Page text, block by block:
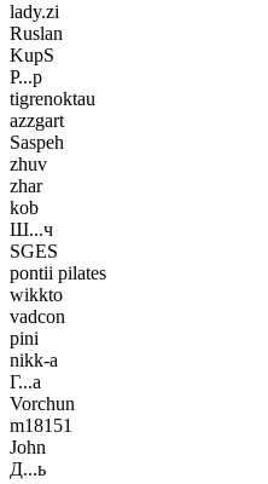
lady.zi
Ruslan
KupS
Р...р
tigrenoktau
azzgart
Saspeh
zhuv
zhar
kob
Ш...ч
SGES
pontii pilates
wikkto
vadcon
pini
nikk-a
Г...а
Vorchun
m18151
John
Д...ь